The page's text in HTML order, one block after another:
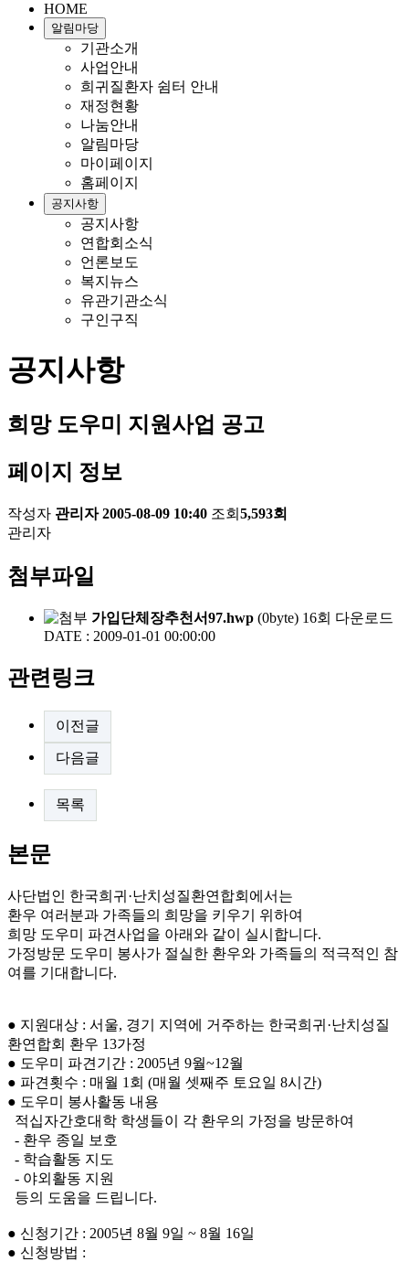
HOME
알림마당
기관소개
사업안내
희귀질환자 쉼터 안내
재정현황
나눔안내
알림마당
마이페이지
홈페이지
공지사항
공지사항
연합회소식
언론보도
복지뉴스
유관기관소식
구인구직
공지사항
희망 도우미 지원사업 공고
페이지 정보
작성자 관리자 2005-08-09 10:40 조회 5,593회
관리자
첨부파일
가입단체장추천서97.hwp (0byte) 16회 다운로드
DATE : 2009-01-01 00:00:00
관련링크
이전글
다음글
목록
본문
사단법인 한국희귀·난치성질환연합회에서는
환우 여러분과 가족들의 희망을 키우기 위하여
희망 도우미 파견사업을 아래와 같이 실시합니다.
가정방문 도우미 봉사가 절실한 환우와 가족들의 적극적인 참
여를 기대합니다.
● 지원대상 : 서울, 경기 지역에 거주하는 한국희귀·난치성질
환연합회 환우 13가정
● 도우미 파견기간 : 2005년 9월~12월
● 파견횟수 : 매월 1회 (매월 셋째주 토요일 8시간)
● 도우미 봉사활동 내용
적십자간호대학 학생들이 각 환우의 가정을 방문하여
- 환우 종일 보호
- 학습활동 지도
- 야외활동 지원
등의 도움을 드립니다.
● 신청기간 : 2005년 8월 9일 ~ 8월 16일
● 신청방법 :